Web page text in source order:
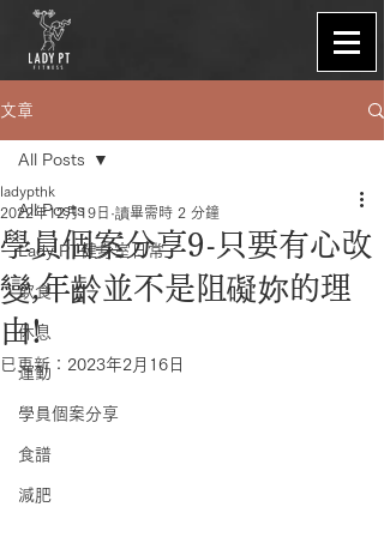
文章
All Posts
Lady PT健身室日常
飲食
休息
運動
學員個案分享
食譜
減肥
All Posts
學員個案分享9-只要有心改
變,年齡並不是阻礙妳的理
由!
ladypthk
2022年12月19日 讀畢需時 2 分鐘
已更新： 2023年2月16日